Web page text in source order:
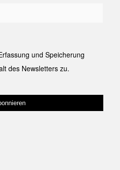
und Speicherung
des Newsletters zu.